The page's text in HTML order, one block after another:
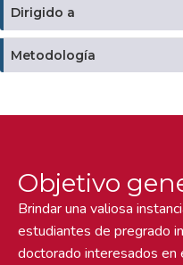
Dirigido a
Metodología
Objetivo
Brindar una valiosa
estudiantes de pregrado
doctorado interesados en